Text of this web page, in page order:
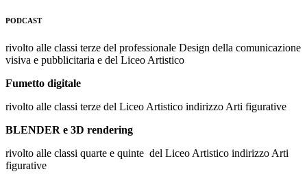
PODCAST
rivolto alle classi terze del professionale Design della comunicazione
visiva e pubblicitaria e del Liceo Artistico
Fumetto digitale
rivolto alle classi terze del Liceo Artistico indirizzo Arti figurative
BLENDER e 3D rendering
rivolto alle classi quarte e quinte del Liceo Artistico indirizzo Arti
figurative